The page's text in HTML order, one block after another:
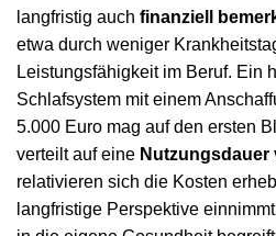
langfristig auch finanziell
etwa durch weniger
Leistungsfähigkeit im Beruf. Ein
Schlafsystem mit einem
5.000 Euro mag auf den ersten
verteilt auf eine Nutzungsdauer
relativieren sich die Kosten
langfristige Perspektive